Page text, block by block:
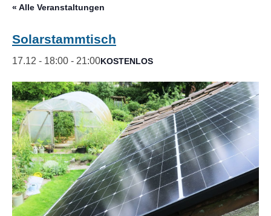
« Alle Veranstaltungen
Solarstammtisch
17.12 - 18:00 - 21:00KOSTENLOS